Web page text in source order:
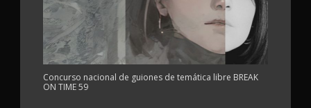
Concurso nacional de guiones de temática libre BREAK
ON TIME 59